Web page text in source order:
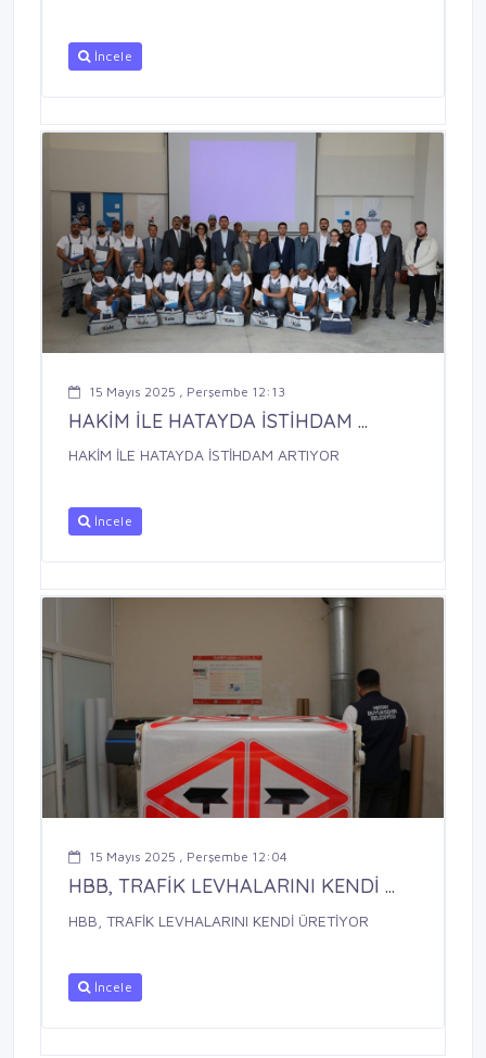
İncele
15 Mayıs 2025 , Perşembe 12:13
HAKİM İLE HATAYDA İSTİHDAM ...
HAKİM İLE HATAYDA İSTİHDAM ARTIYOR
İncele
15 Mayıs 2025 , Perşembe 12:04
HBB, TRAFİK LEVHALARINI KENDİ ...
HBB, TRAFİK LEVHALARINI KENDİ ÜRETİYOR
İncele